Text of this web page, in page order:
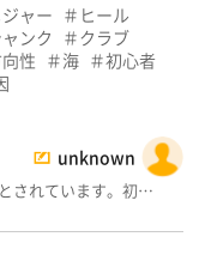
ジャー
ヒール
ンク
クラブ
性 海
初心者
unknown
されています。初…